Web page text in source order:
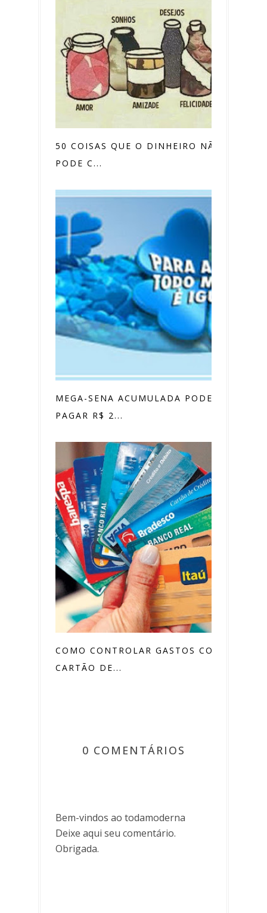
50 COISAS QUE O DINHEIRO NÃO
PODE C...
MEGA-SENA ACUMULADA PODE
PAGAR R$ 2...
COMO CONTROLAR GASTOS COM
CARTÃO DE...
0 COMENTÁRIOS
Bem-vindos ao todamoderna
Deixe aqui seu comentário.
Obrigada.